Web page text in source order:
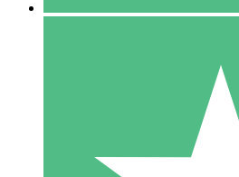
10 Descargas
20 00